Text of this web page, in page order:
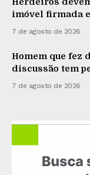
imóvel firmada
7 de agosto de 2026
Homem que fez
discussão tem
7 de agosto de 2026